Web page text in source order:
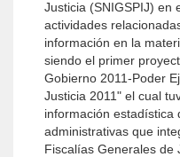
Justicia (SNIGSPIJ) en
actividades
información en la
siendo el primer
Gobierno 2011-Poder
Justicia 2011" el cual
información estadística
administrativas que
Fiscalías Generales de